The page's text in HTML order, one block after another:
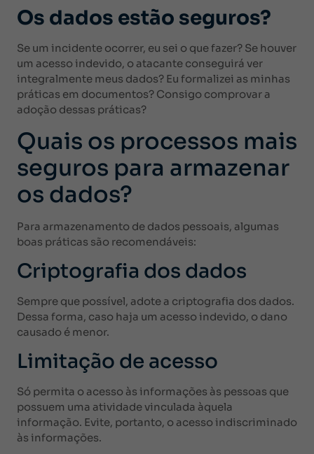
Os dados estão seguros?
Se um incidente ocorrer, eu sei o que fazer? Se houver
um acesso indevido, o atacante conseguirá ver
integralmente meus dados? Eu formalizei as minhas
práticas em documentos? Consigo comprovar a
adoção dessas práticas?
Quais os processos mais
seguros para armazenar
os dados?
Para armazenamento de dados pessoais, algumas
boas práticas são recomendáveis:
Criptografia dos dados
Sempre que possível, adote a criptografia dos dados.
Dessa forma, caso haja um acesso indevido, o dano
causado é menor.
Limitação de acesso
Só permita o acesso às informações às pessoas que
possuem uma atividade vinculada àquela
informação. Evite, portanto, o acesso indiscriminado
às informações.